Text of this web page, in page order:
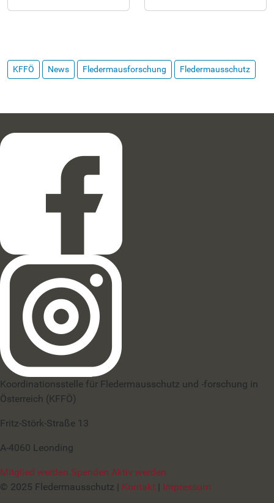
KFFÖ News Fledermausforschung Fledermausschutz
Koordinationsstelle für Fledermausschutz und -forschung in
Österreich (KFFÖ)
Fritz-Störk-Straße 13
A-4060 Leonding
Mitglied werden Spenden Aktiv werden
© 2025 Fledermausschutz | Kontakt Impressum